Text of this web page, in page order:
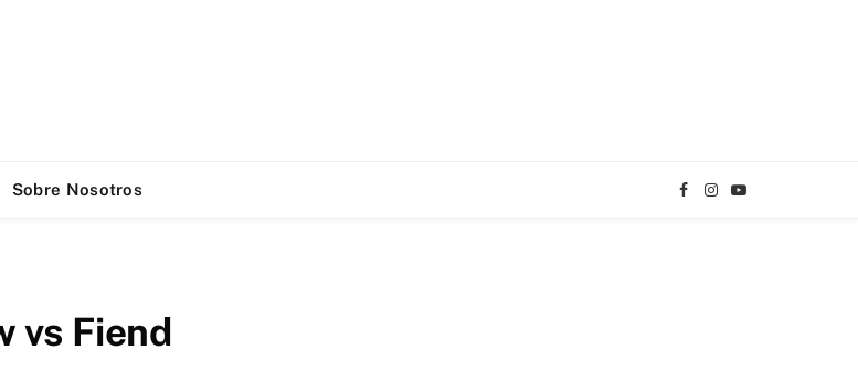
Sobre Nosotros
Facebook
Instagram
YouTube
vs Fiend